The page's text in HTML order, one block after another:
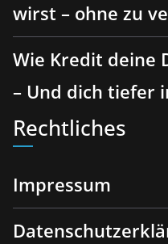
wirst – ohne zu
Wie Kredit deine
– Und dich tiefer
Rechtliches
Impressum